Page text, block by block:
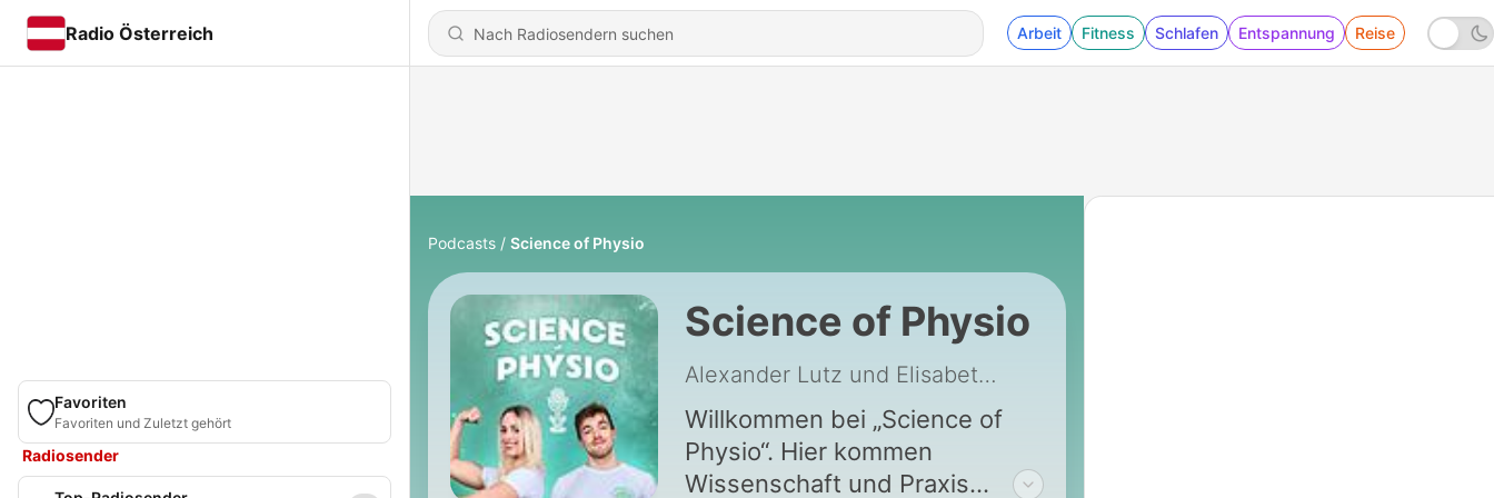
Radio Österreich Arbeit Fitness Schlafen Entspannung Reise
Favoriten
Favoriten und Zuletzt gehört
Radiosender
Podcasts Science of Physio
Science of Physio
Alexander Lutz und Elisabeth Tretenhahn
Willkommen bei „Science of
Physio“. Hier kommen
Wissenschaft und Praxis